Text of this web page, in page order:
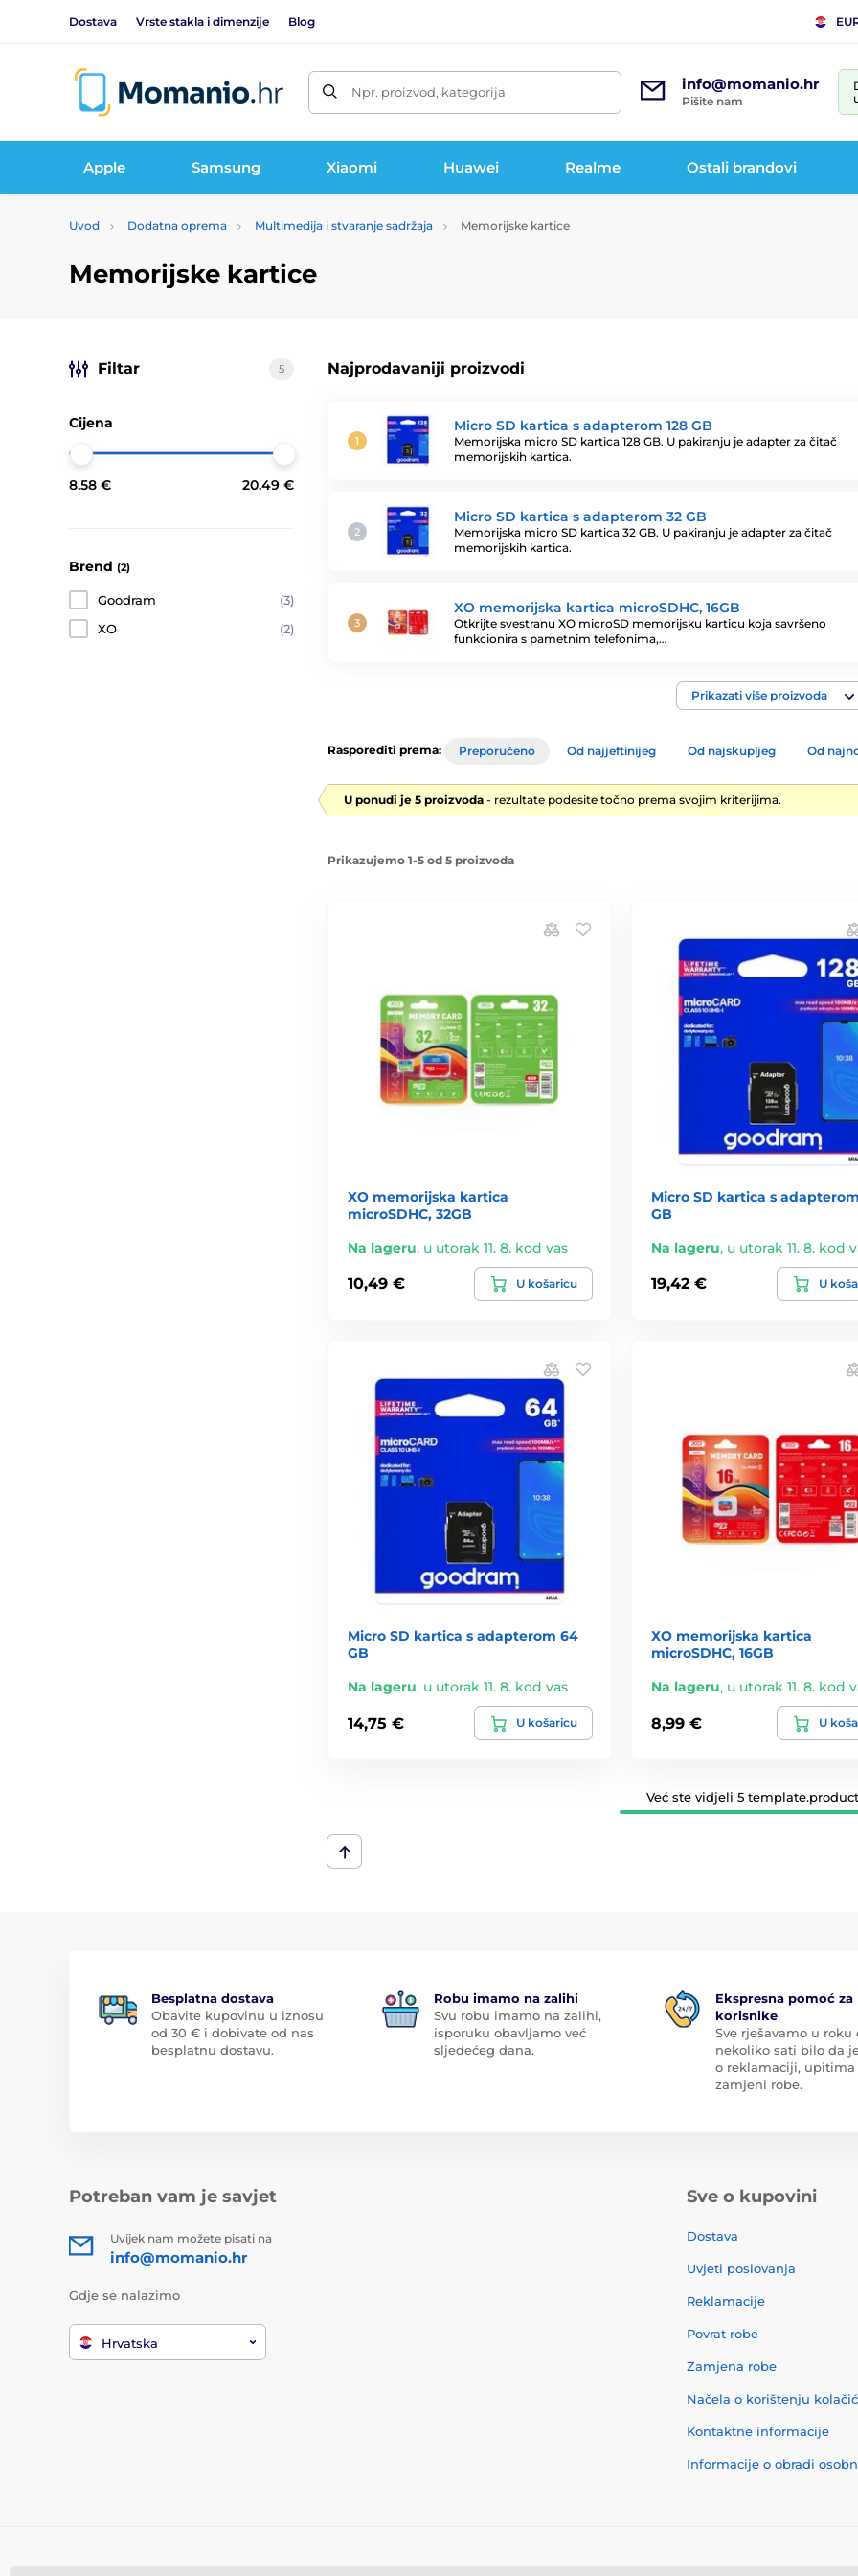
Dostava Vrste stakla i dimenzije Blog
Npr. proizvod, kategorija info@momanio.hr
Pišite nam
Apple Samsung Xiaomi Huawei Realme Ostali brandovi
Uvod Dodatna oprema Multimedija i stvaranje sadržaja Memorijske kartice
Memorijske kartice
Najprodavaniji proizvodi
Micro SD kartica s adapterom 128 GB
Memorijska micro SD kartica 128 GB. U pakiranju je adapter za čitač
memorijskih kartica.
Micro SD kartica s adapterom 32 GB
Memorijska micro SD kartica 32 GB. U pakiranju je adapter za čitač
memorijskih kartica.
XO memorijska kartica microSDHC, 16GB
Otkrijte svestranu XO microSD memorijsku karticu koja savršeno
funkcionira s pametnim telefonima,…
Prikazati više proizvoda
Filtar 5
Cijena
8.58 € 20.49 €
Brend (2)
Goodram
(3)
XO
(2)
Rasporediti prema: Preporučeno Od najjeftinijeg Od najskupljeg Od
U ponudi je 5 proizvoda - rezultate podesite točno prema svojim kriterijima.
Prikazujemo 1-5 od 5 proizvoda
XO memorijska kartica
microSDHC, 32GB
Na lageru, u utorak 11. 8. kod vas
10,49 € U košaricu
Micro SD kartica s adapterom
GB
Na lageru, u utorak 11. 8. kod
19,42 € U
Micro SD kartica s adapterom 64
GB
Na lageru, u utorak 11. 8. kod vas
14,75 € U košaricu
XO memorijska kartica
microSDHC, 16GB
Na lageru, u utorak 11. 8. kod
8,99 € U
Već ste vidjeli 5
Besplatna dostava
Obavite kupovinu u iznosu
od 30 € i dobivate od nas
besplatnu dostavu.
Robu imamo na zalihi
Svu robu imamo na zalihi,
isporuku obavljamo već
sljedećeg dana.
Ekspresna pomoć za
korisnike
Sve rješavamo u roku
nekoliko sati bilo da
o reklamaciji,
zamjeni robe.
Potreban vam je savjet
Uvijek nam možete pisati na
info@momanio.hr
Gdje se nalazimo
Hrvatska
Sve o kupovini
Dostava
Uvjeti poslovanja
Reklamacije
Povrat robe
Zamjena robe
Načela o korištenju
Kontaktne informacije
Informacije o obradi